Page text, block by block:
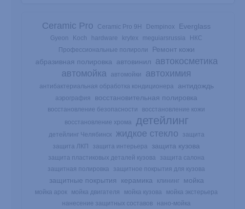
Ceramic Pro Ceramic Pro 9H Dempinox Everglass
Gyeon Koch hardware krytex meguiarsrussia
НКС
Профессиональные полироли
Ремонт кожи
абразивная полировка
автовинил
автокосметика
автомойка
автомойки автохимия
антибактериальная обработка кондиционера антидождь
аэрография восстановительная полировка
восстановление безопасности
восстановление кожи
восстановление хрома
детейлинг
детейлинг Челябинск жидкое стекло
защита
защита ЛКП
защита интерьера защита кузова
защита пластиковых деталей кузова
защита салона
защитная полировка
защитное покрытия для кузова
защитные покрытия керамика клининг мойка
мойка арок мойка двигателя мойка кузова
мойка экстерьера
нанесение защитных составов
нано-мойка